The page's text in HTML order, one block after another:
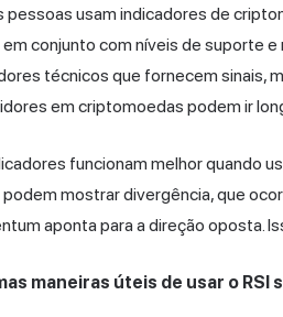
pessoas usam indicadores de
conjunto com níveis de suporte
técnicos que fornecem sinais,
em criptomoedas podem ir
funcionam melhor quando
mostrar divergência, que
aponta para a direção oposta.
maneiras úteis de usar o RSI